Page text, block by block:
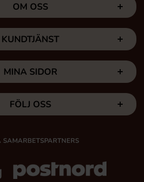
OM OSS
KUNDTJÄNST
MINA SIDOR
FÖLJ OSS
SAMARBETSPARTNERS